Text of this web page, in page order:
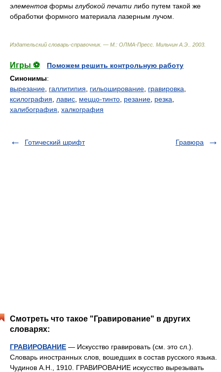
элементов формы глубокой печати либо путем такой же
обработки формного материала лазерным лучом.
Издательский словарь-справочник. — М.: ОЛМА-Пресс Мильчин А.Э. 2003
Игры ⚽
Поможем решить контрольную работу
Синонимы:
вырезание галлитипия гильоширование гравировка
ксилография
лавис меццо-тинто резание резка
халибография халкография
Готический шрифт Гравюра
Смотреть что такое "Гравирование" в других
словарях:
ГРАВИРОВАНИЕ — Искусство гравировать (см. это сл.).
Словарь иностранных слов, вошедших в состав русского языка.
Чудинов А.Н., 1910. ГРАВИРОВАНИЕ искусство вырезывать